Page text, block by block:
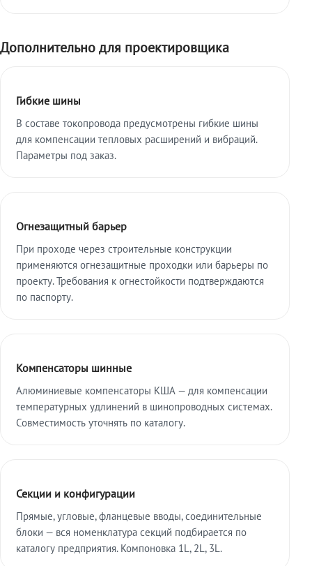
Дополнительно для проектировщика
Гибкие шины
В составе токопровода предусмотрены гибкие шины
для компенсации тепловых расширений и вибраций.
Параметры под заказ.
Огнезащитный барьер
При проходе через строительные конструкции
применяются огнезащитные проходки или барьеры по
проекту. Требования к огнестойкости подтверждаются
по паспорту.
Компенсаторы шинные
Алюминиевые компенсаторы КША — для компенсации
температурных удлинений в шинопроводных системах.
Совместимость уточнять по каталогу.
Секции и конфигурации
Прямые, угловые, фланцевые вводы, соединительные
блоки — вся номенклатура секций подбирается по
каталогу предприятия. Компоновка 1L, 2L, 3L.